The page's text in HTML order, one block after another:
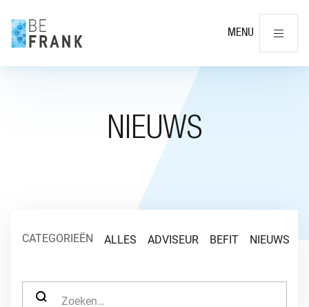
MENU
NIEUWS
CATEGORIEËN ALLES ADVISEUR BEFIT NIEUWS
ZOEK NAAR: